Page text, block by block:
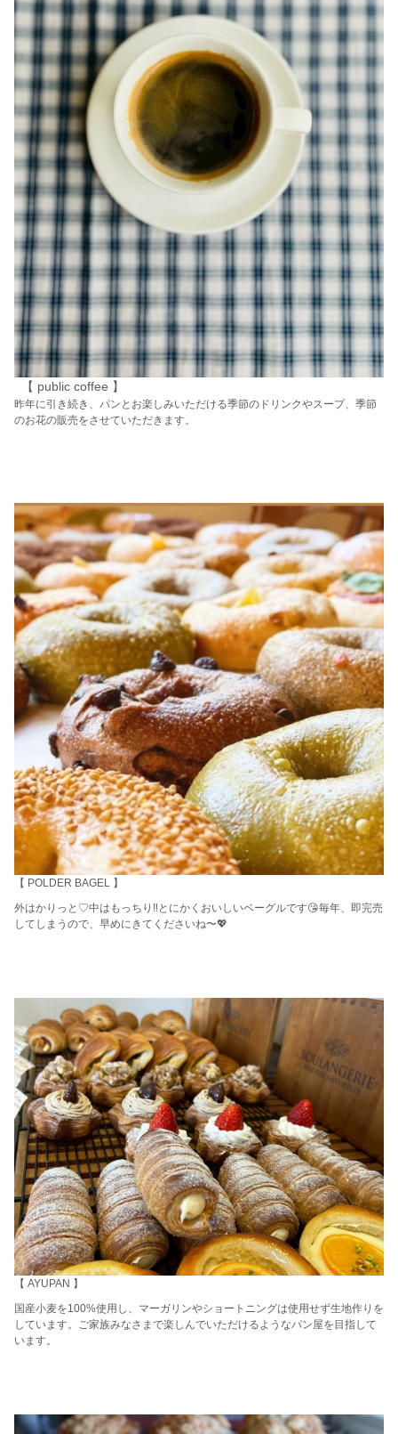
【 public coffee 】
昨年に引き続き、パンとお楽しみいただける季節のドリンクやスープ、季節
のお花の販売をさせていただきます。
【 POLDER BAGEL 】
外はかりっと♡中はもっちり‼︎とにかくおいしいベーグルです😘毎年、即完売
してしまうので、早めにきてくださいね〜💖
【 AYUPAN 】
国産小麦を100%使用し、マーガリンやショートニングは使用せず生地作りを
しています。ご家族みなさまで楽しんでいただけるようなパン屋を目指して
います。